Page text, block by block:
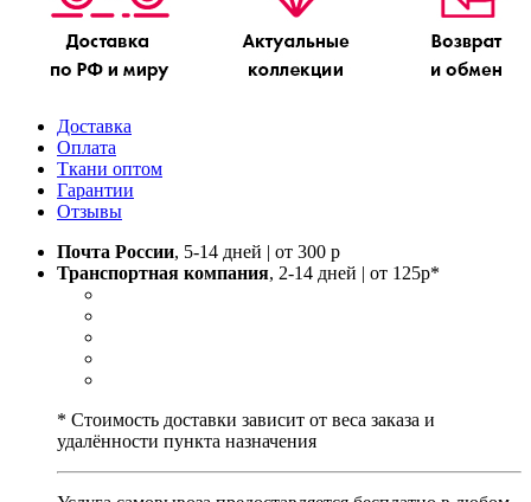
Доставка
Оплата
Ткани оптом
Гарантии
Отзывы
Почта России, 5-14 дней | от 300 р
Транспортная компания, 2-14 дней | от 125р*
* Стоимость доставки зависит от веса заказа и
удалённости пункта назначения